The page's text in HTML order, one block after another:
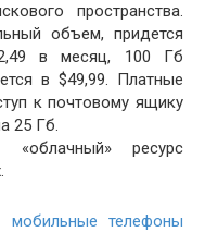
пространства.
объем, придется
в месяц, 100 Гб
в $49,99. Платные
к почтовому ящику
25 Гб.
ресурс
мобильные телефоны